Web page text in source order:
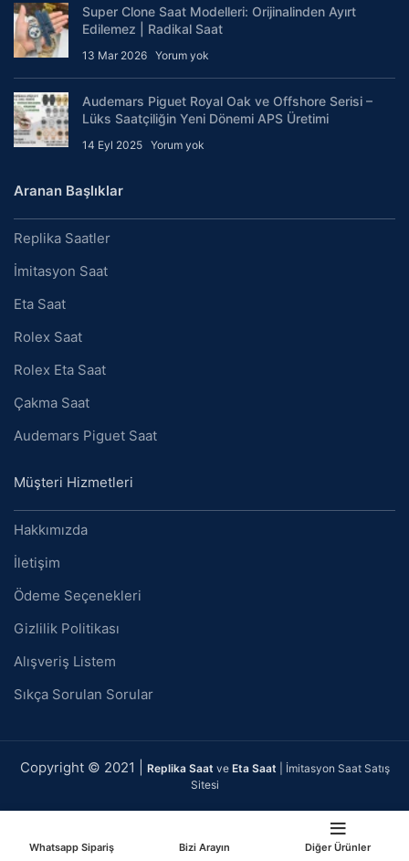
Super Clone Saat Modelleri: Orijinalinden Ayırt
Edilemez | Radikal Saat
13 Mar 2026 Yorum yok
Audemars Piguet Royal Oak ve Offshore Serisi –
Lüks Saatçiliğin Yeni Dönemi APS Üretimi
14 Eyl 2025 Yorum yok
Aranan Başlıklar
Replika Saatler
İmitasyon Saat
Eta Saat
Rolex Saat
Rolex Eta Saat
Çakma Saat
Audemars Piguet Saat
Müşteri Hizmetleri
Hakkımızda
İletişim
Ödeme Seçenekleri
Gizlilik Politikası
Alışveriş Listem
Sıkça Sorulan Sorular
Copyright © 2021 | Replika Saat ve Eta Saat | İmitasyon Saat Satış
Sitesi
Whatsapp Sipariş Bizi Arayın Diğer Ürünler